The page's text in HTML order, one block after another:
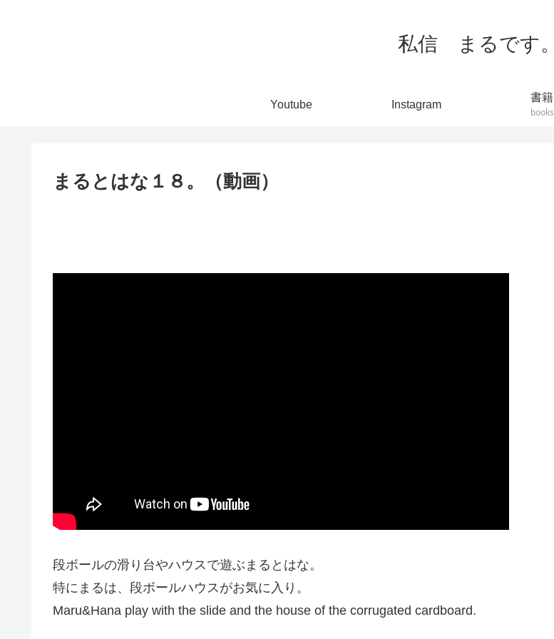
私信 まるです。
Youtube Instagram
書籍
books
まるとはな１８。（動画）
段ボールの滑り台やハウスで遊ぶまるとはな。
特にまるは、段ボールハウスがお気に入り。
Maru&Hana play with the slide and the house of the corrugated cardboard.